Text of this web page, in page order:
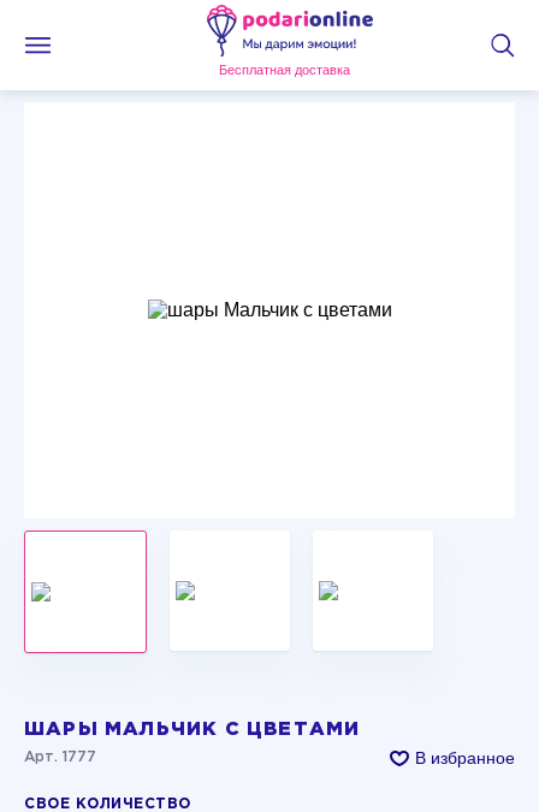
Бесплатная доставка
ШАРЫ МАЛЬЧИК С ЦВЕТАМИ
Арт. 1777 В избранное
СВОЕ КОЛИЧЕСТВО